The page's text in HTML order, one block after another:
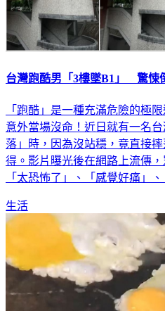
台灣跑酷男「3樓墜B1」 驚悚
「跑酷」是一種充滿危險的極
意外當場沒命！近日就有一名
落」時，因為沒站穩，竟直接
得。影片曝光後在網路上流傳
「太恐怖了」、「感覺好痛」
生活